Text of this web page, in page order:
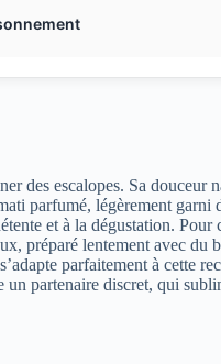
des escalopes. Sa douceur
parfumé, légèrement garni
et à la dégustation.
préparé lentement avec du
parfaitement à cette
un partenaire discret, qui